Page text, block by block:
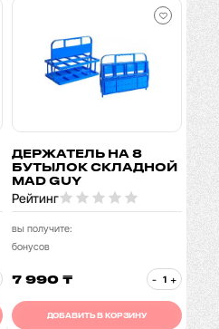
ДЕРЖАТЕЛЬ НА 8
БУТЫЛОК СКЛАДНОЙ
MAD GUY
Рейтинг
вы получите:
бонусов
7 990 ₸ - +
ДОБАВИТЬ В КОРЗИНУ